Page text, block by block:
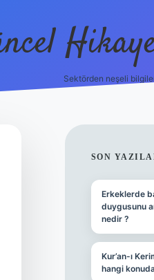
Sektörden neşeli
SON
Erkeklerde
duygusunu
nedir ?
Kur’an-ı
hangi